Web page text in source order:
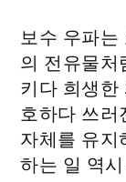
보수 우파는
의 전유물처
키다 희생한
호하다 쓰러
자체를 유지
하는 일 역